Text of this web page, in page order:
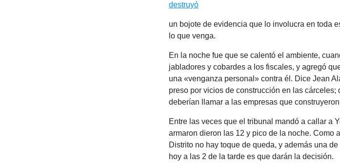
destruyó
un bojote de evidencia que lo involucra en toda
lo que venga.
En la noche fue que se calentó el ambiente,
jabladores y cobardes a los fiscales, y agregó
una «venganza personal» contra él. Dice Jean
preso por vicios de construcción en las
deberían llamar a las empresas que
Entre las veces que el tribunal mandó a callar a
armaron dieron las 12 y pico de la noche. Como
Distrito no hay toque de queda, y además una
hoy a las 2 de la tarde es que darán la decisión.